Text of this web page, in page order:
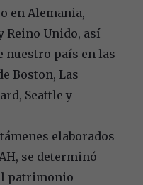
en Alemania,
Reino Unido, así
nuestro país en las
Boston, Las
Seattle y
elaborados
se determinó
patrimonio